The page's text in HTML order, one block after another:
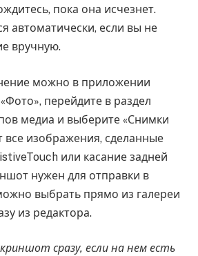
пока она исчезнет.
автоматически, если вы не
вручную.
можно в приложении
перейдите в раздел
медиа и выберите «Снимки
все изображения, сделанные
или касание задней
нужен для отправки в
выбрать прямо из галереи
из редактора.
сразу, если на нем есть